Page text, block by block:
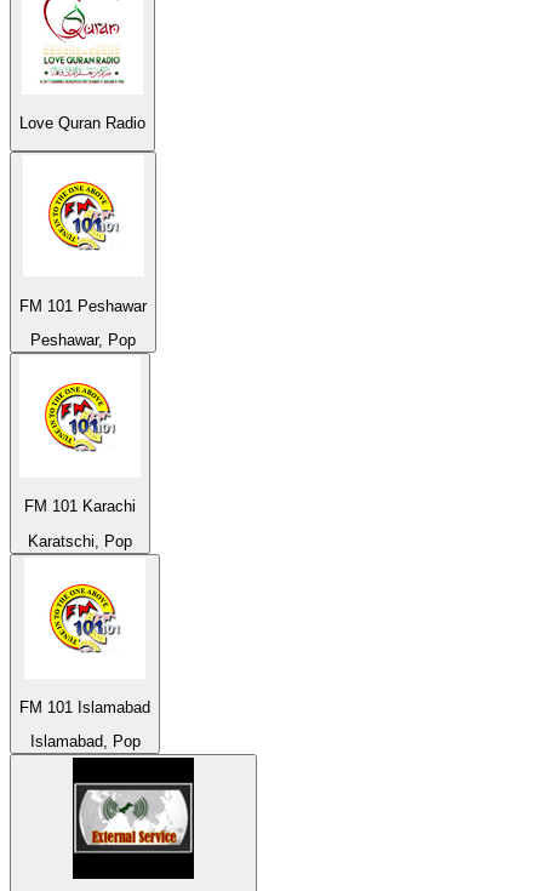
Love Quran Radio
FM 101 Peshawar
Peshawar, Pop
FM 101 Karachi
Karatschi, Pop
FM 101 Islamabad
Islamabad, Pop